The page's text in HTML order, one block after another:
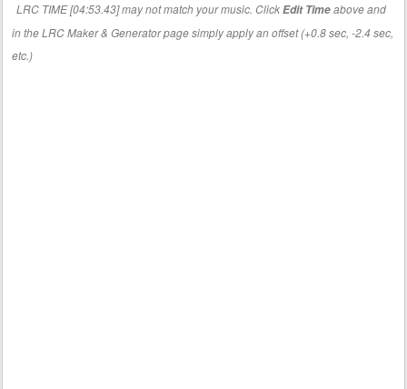
LRC TIME [04:53.43] may not match your music. ClickEdit Timeabove and
in the LRC Maker & Generator page simply apply an offset (+0.8 sec, -2.4 sec,
etc.)